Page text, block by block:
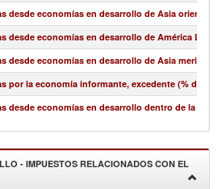
desde economías en desarrollo de Asia oriental
desde economías en desarrollo de América
desde economías en desarrollo de Asia
por la economía informante, excedente (% del
desde economías en desarrollo dentro de la
- IMPUESTOS RELACIONADOS CON EL